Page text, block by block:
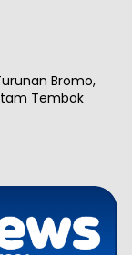
Bromo,
Tembok